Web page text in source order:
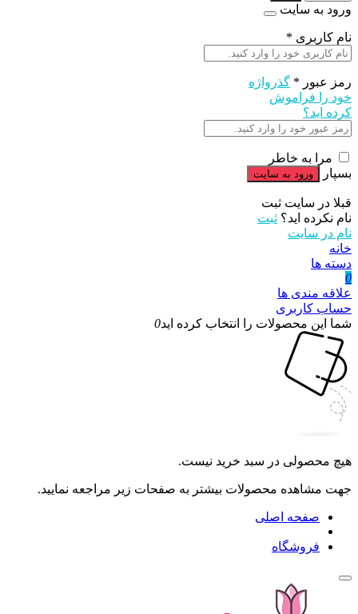
ورود به سایت
نام کاربری *
رمز عبور * گذرواژه
خود را فراموش
کرده اید؟
مرا به خاطر
بسپار
قبلا در سایت ثبت
نام نکرده اید؟ ثبت
نام در سایت
خانه
دسته ها
0
علاقه مندی ها
حساب کاربری
شما این محصولات را انتخاب کرده اید0
هیچ محصولی در سبد خرید نیست.
جهت مشاهده محصولات بیشتر به صفحات زیر مراجعه نمایید.
صفحه اصلی
فروشگاه